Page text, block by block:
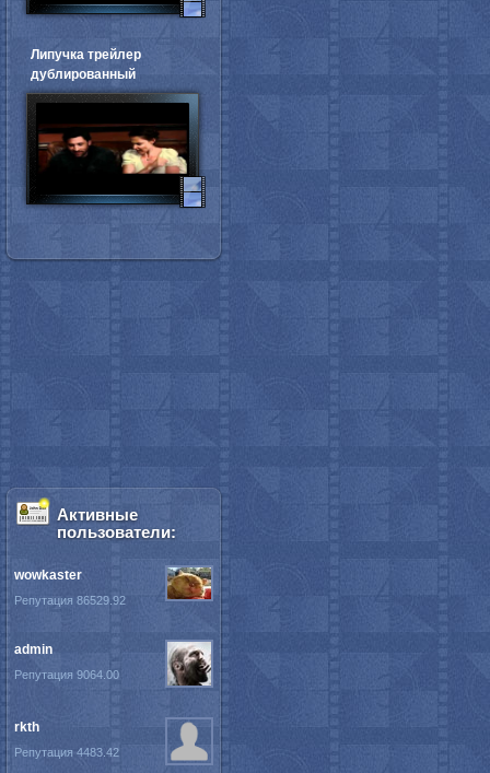
Липучка трейлер
дублированный
Активные
пользователи:
wowkaster
Репутация 86529.92
admin
Репутация 9064.00
rkth
Репутация 4483.42